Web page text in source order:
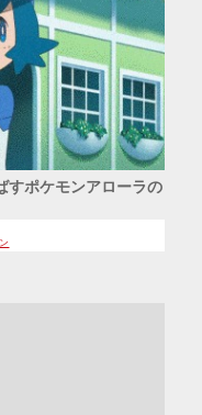
すポケモンアローラの